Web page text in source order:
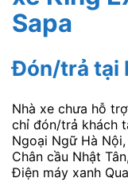
Sapa
Đón/trả tại
Nhà xe chưa hỗ
chỉ đón/trả khách
Ngoại Ngữ Hà
Chân cầu Nhật
Điện máy xanh